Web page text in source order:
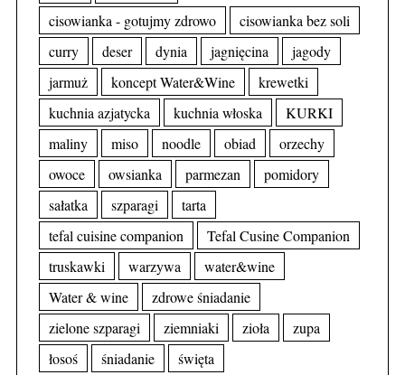
cisowianka - gotujmy zdrowo
cisowianka bez soli
curry
deser dynia jagnięcina
jagody
jarmuż
koncept Water&Wine
krewetki
kuchnia azjatycka
kuchnia włoska
KURKI
maliny
miso noodle obiad
orzechy
owoce
owsianka parmezan
pomidory
sałatka
szparagi
tarta
tefal cuisine companion
Tefal Cusine Companion
truskawki
warzywa
water&wine
Water & wine
zdrowe śniadanie
zielone szparagi
ziemniaki zioła
zupa
łosoś
śniadanie święta